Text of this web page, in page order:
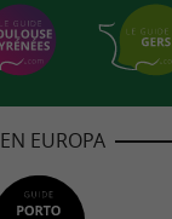
EUROPA